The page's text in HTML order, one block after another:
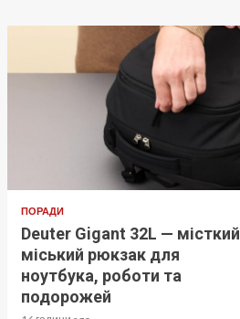
ПОРАДИ
Deuter Gigant 32L — місткий
міський рюкзак для
ноутбука, роботи та
подорожей